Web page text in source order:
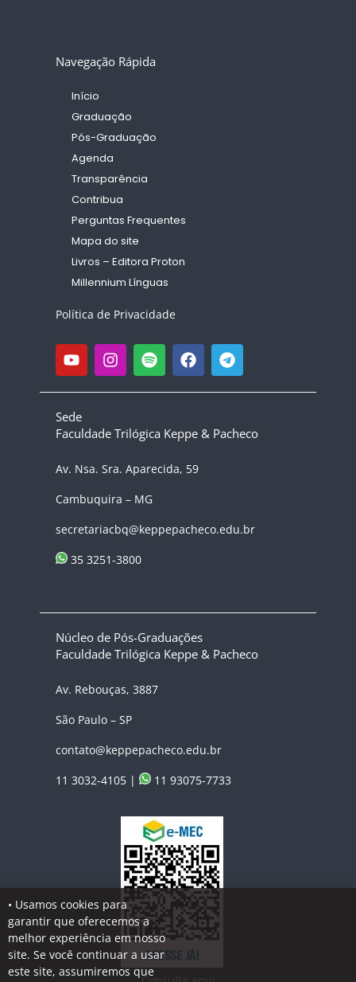
Navegação Rápida
Início
Graduação
Pós-Graduação
Agenda
Transparência
Contribua
Perguntas Frequentes
Mapa do site
Livros – Editora Proton
Millennium Línguas
Política de Privacidade
Sede
Faculdade Trilógica Keppe & Pacheco
Av. Nsa. Sra. Aparecida, 59
Cambuquira – MG
secretariacbq@keppepacheco.edu.br
35 3251-3800
Núcleo de Pós-Graduações
Faculdade Trilógica Keppe & Pacheco
Av. Rebouças, 3887
São Paulo – SP
contato@keppepacheco.edu.br
11 3032-4105 |
11 93075-7733
• Usamos cookies para
garantir que oferecemos a
melhor experiência em nosso
site. Se você continuar a usar
este site, assumiremos que